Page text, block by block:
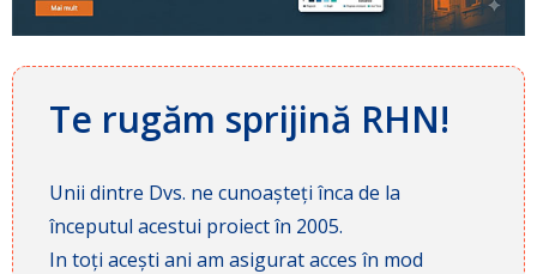
Te rugăm sprijină RHN!
Unii dintre Dvs. ne cunoașteți înca de la
începutul acestui proiect în 2005.
In toți acești ani am asigurat acces în mod